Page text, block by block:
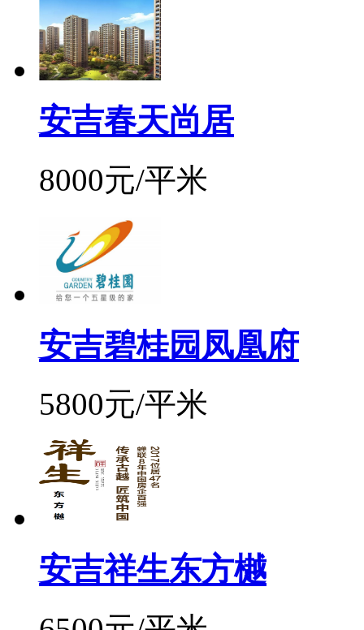
安吉春天尚居
8000元/平米
安吉碧桂园凤凰府
5800元/平米
安吉祥生东方樾